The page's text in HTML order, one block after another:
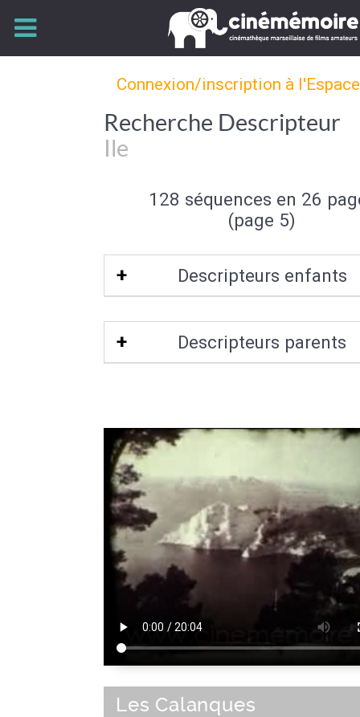
Connexion/inscription à
Recherche Descripteur
Ile
128 séquences en 26
(page 5)
Descripteurs enfants
Presqu'île
Descripteurs parents
Les Calanques